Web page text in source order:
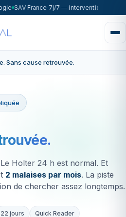
SAV France 7j/7 — intervention sous
Sans cause retrouvée.
Holter 24 h est normal. Et
2 malaises par mois. La piste
de chercher assez longtemps.
22 jours Quick Reader